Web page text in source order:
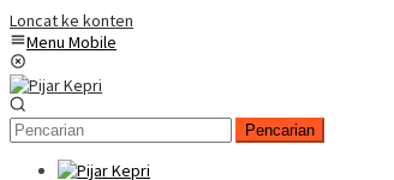
Loncat ke konten
Menu Mobile
Pencarian